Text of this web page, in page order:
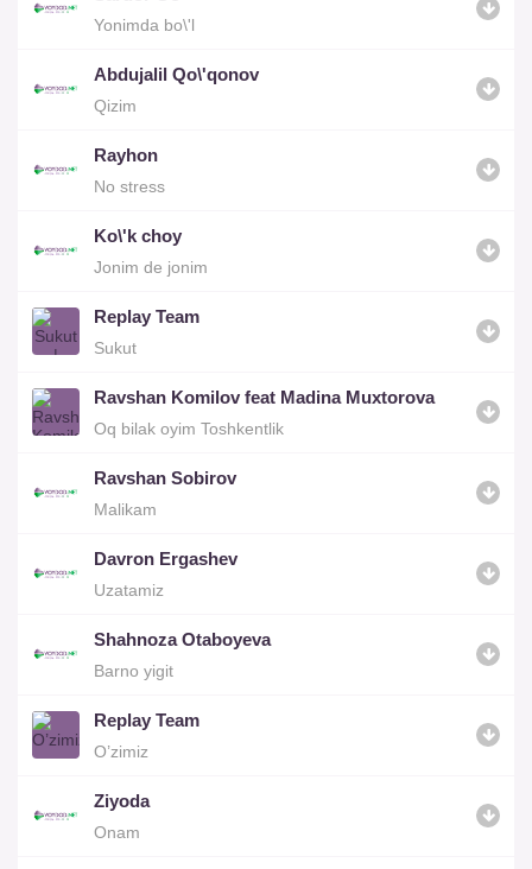
Yonimda bo\'l
Abdujalil Qo\'qonov
Qizim
Rayhon
No stress
Ko\'k choy
Jonim de jonim
Replay Team
Sukut
Ravshan Komilov feat Madina Muxtorova
Oq bilak oyim Toshkentlik
Ravshan Sobirov
Malikam
Davron Ergashev
Uzatamiz
Shahnoza Otaboyeva
Barno yigit
Replay Team
O’zimiz
Ziyoda
Onam